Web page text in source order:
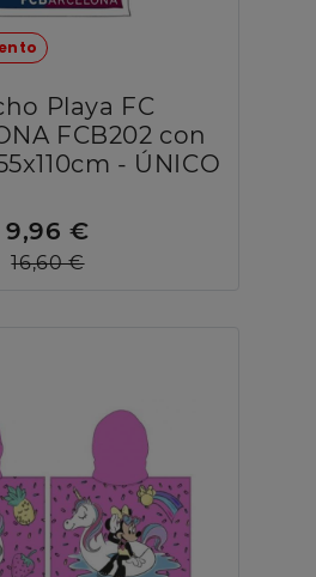
Playa FC
FCB202 con
- ÚNICO
9,96 €
16,60 €